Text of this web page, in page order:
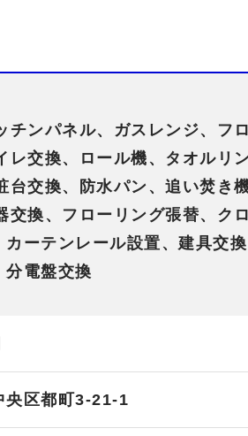
チンパネル、ガスレンジ、フ
交換、ロール機、タオルリン
台交換、防水パン、追い焚き
交換、フローリング張替、ク
ーテンレール設置、建具交
分電盤交換
央区都町3-21-1